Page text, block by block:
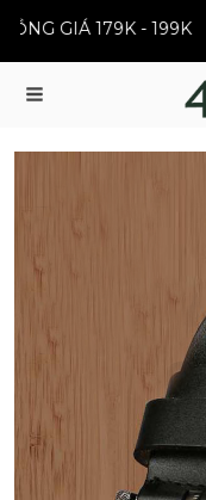
ĐỒNG GIÁ 179K - 199K